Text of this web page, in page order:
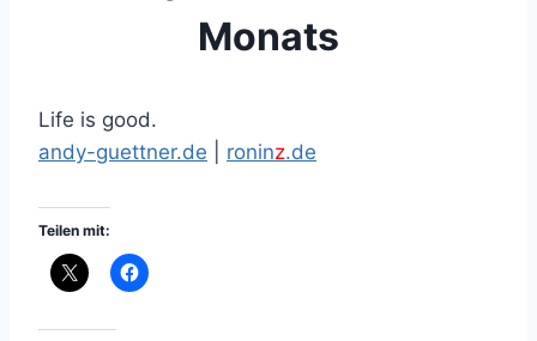
Monats
Life is good.
andy-guettner.de
roninz.de
Teilen mit: